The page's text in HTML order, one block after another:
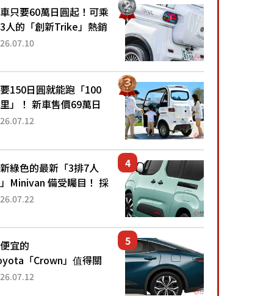
只要60萬日圓起！可乘
人的「創新Trike」熱銷
成為人氣車款！「養車
就能跑100公里」「小
坐得...
150日圓就能跑「100
」！ 新車售價69萬日
「3人座」Trike大受歡
能迅速熱賣？
綠色的最新「3排7人
Minivan 備受矚目！ 採
長4.7公尺剛剛好的車
出467萬元日圓起的5
版...
宜的
「Crown」值得關
搭載4WD、每公升